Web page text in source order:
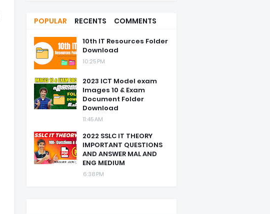
POPULAR RECENTS COMMENTS
10th IT Resources Folder
Download
10:25 PM
2023 ICT Model exam
Images 10 & Exam
Document Folder
Download
11:45 AM
2022 SSLC IT THEORY
IMPORTANT QUESTIONS
AND ANSWER MAL AND
ENG MEDIUM
6:38 PM